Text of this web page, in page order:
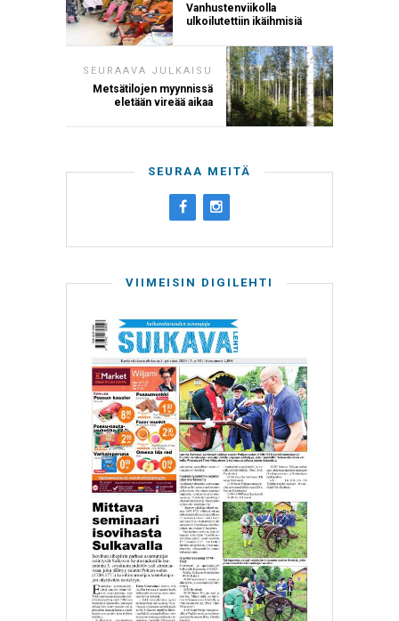
Vanhustenviikolla
ulkoilutettiin ikäihmisiä
SEURAAVA JULKAISU
Metsätilojen myynnissä
eletään vireää aikaa
SEURAA MEITÄ
VIIMEISIN DIGILEHTI